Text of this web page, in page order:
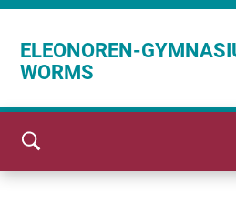
ELEONOREN-
WORMS